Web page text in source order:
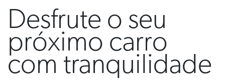
Desfrute o seu
próximo carro
com tranquilidade